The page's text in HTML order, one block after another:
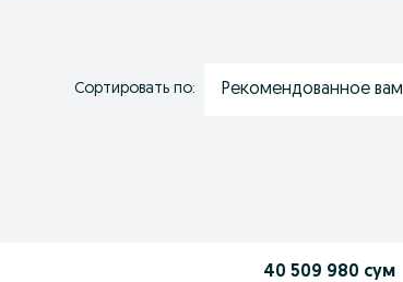
Сортировать по: Рекомендованное вам
40 509 980 сум